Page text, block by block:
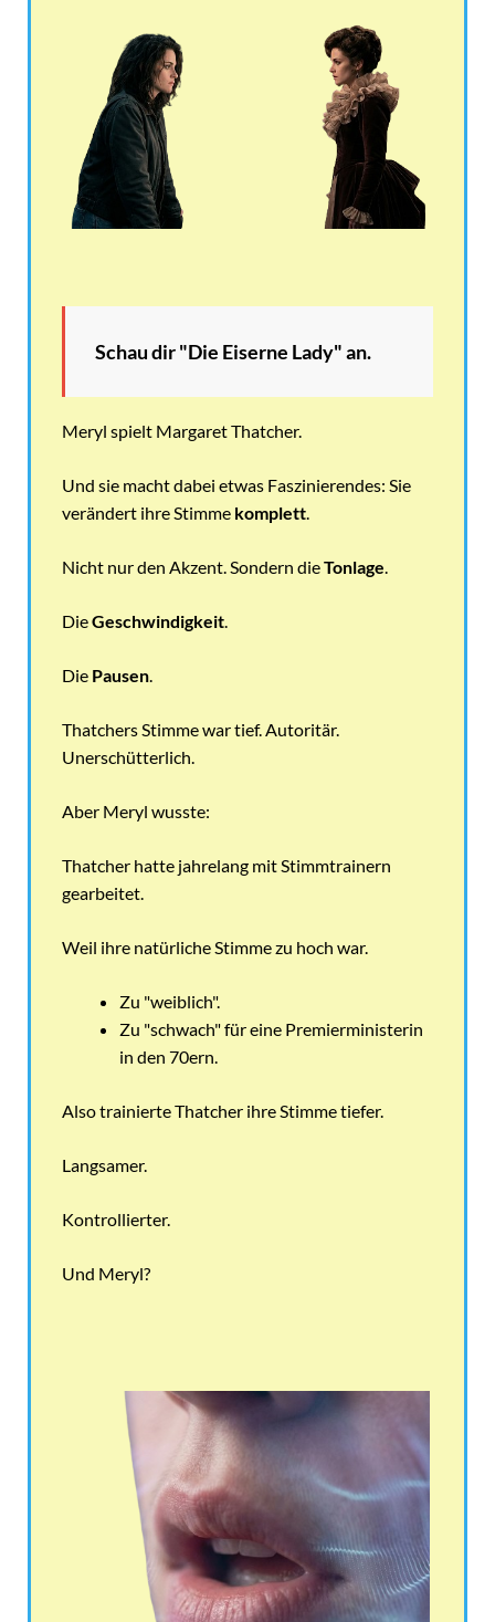
Schau dir "Die Eiserne Lady" an.
Meryl spielt Margaret Thatcher.
Und sie macht dabei etwas Faszinierendes: Sie
verändert ihre Stimme komplett.
Nicht nur den Akzent. Sondern dieTonlage.
DieGeschwindigkeit.
Die Pausen.
Thatchers Stimme war tief. Autoritär.
Unerschütterlich.
Aber Meryl wusste:
Thatcher hatte jahrelang mit Stimmtrainern
gearbeitet.
Weil ihre natürliche Stimme zu hoch war.
Zu "weiblich".
Zu "schwach" für eine Premierministerin
in den 70ern.
Also trainierte Thatcher ihre Stimme tiefer.
Langsamer.
Kontrollierter.
Und Meryl?